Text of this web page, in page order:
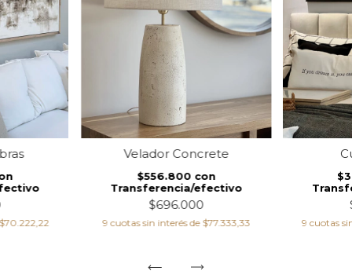
Velador Concrete
$696.000
$556.800 con
Transferencia/efectivo
9 cuotas sin interés de $77.333,33 9 cuotas